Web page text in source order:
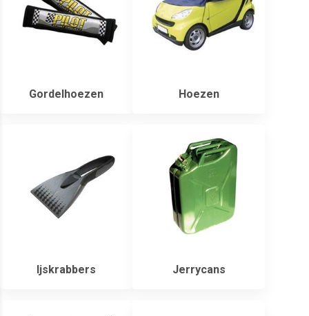
Gordelhoezen Hoezen
Ijskrabbers Jerrycans